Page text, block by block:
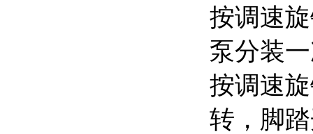
按调速
泵分装
按调速
转，脚